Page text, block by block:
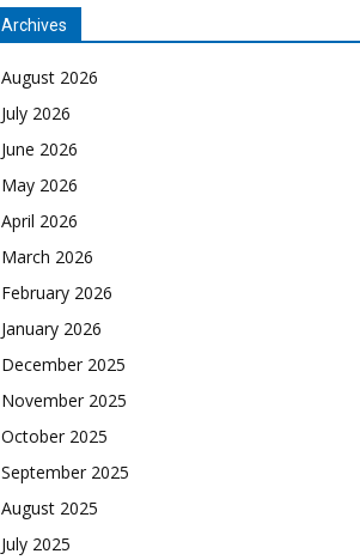
Archives
August 2026
July 2026
June 2026
May 2026
April 2026
March 2026
February 2026
January 2026
December 2025
November 2025
October 2025
September 2025
August 2025
July 2025